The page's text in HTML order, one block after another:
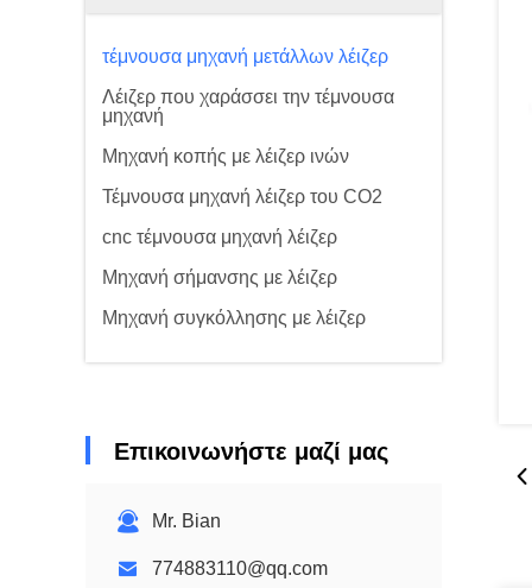
τέμνουσα μηχανή μετάλλων λέιζερ
Λέιζερ που χαράσσει την τέμνουσα
μηχανή
Μηχανή κοπής με λέιζερ ινών
Τέμνουσα μηχανή λέιζερ του CO2
cnc τέμνουσα μηχανή λέιζερ
Μηχανή σήμανσης με λέιζερ
Μηχανή συγκόλλησης με λέιζερ
Επικοινωνήστε μαζί μας
Mr. Bian
774883110@qq.com